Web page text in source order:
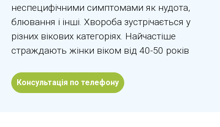
неспецифічними симптомами як нудота,
блювання і інші. Хвороба зустрічається у
різних вікових категоріях. Найчастіше
страждають жінки віком від 40-50 років
Консультація по телефону